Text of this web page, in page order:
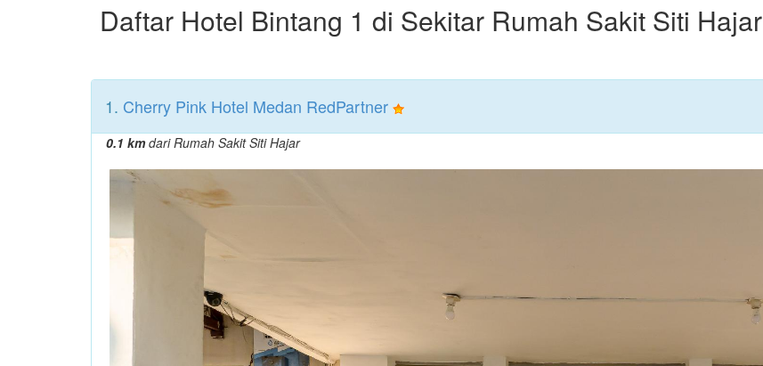
Daftar Hotel Bintang 1 di Sekitar Rumah Sakit Siti Hajar
1. Cherry Pink Hotel Medan RedPartner
0.1 kmdari Rumah Sakit Siti Hajar